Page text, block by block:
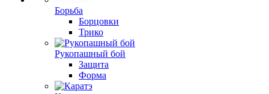
Борьба
Борцовки
Трико
Рукопашный бой
Защита
Форма